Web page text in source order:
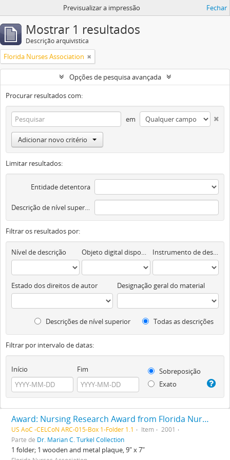
Previsualizar a impressão Fechar
Mostrar 1 resultados
Descrição arquivística
Florida Nurses Association
Opções de pesquisa avançada
Procurar resultados com:
em
Adicionar novo critério
Limitar resultados:
Entidade detentora
Descrição de nível superior
Filtrar os resultados por:
Nível de descrição Objeto digital disponível Instrumento de descrição documental
Estado dos direitos de autor Designação geral do material
Descrições de nível superior Todas as descrições
Filtrar por intervalo de datas:
Início Fim
Sobreposição
Exato
Award: Nursing Research Award from Florida Nurses Association to Marian Turkel, RN
US AoC -CELCoN ARC-015-Box 1-Folder 1.1 Item
2001
Parte de Dr. Marian C. Turkel Collection
1 folder; 1 wooden and metal plaque, 9" x 7"